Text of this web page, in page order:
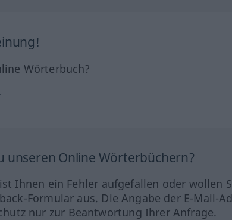
Wörterbuch?
unseren Online Wörterbüchern?
Ihnen ein Fehler aufgefallen oder wollen
Formular aus. Die Angabe der E-Mail-
nur zur Beantwortung Ihrer Anfrage.